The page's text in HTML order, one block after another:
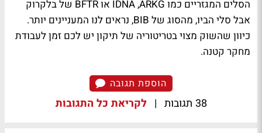
הסלים המגזריים כמו ARKG
,
IDNA אוBFTR של בלקרוק
אבל סלי הביו, מהסוג של BIB, נראים לנו המעניינים יותר.
כיוון שהשוק מצוי בטריטוריה של תיקון יש לכם זמן לעבודת
מחקר קטנה.
הוספת תגובה
38 תגובות | לקריאת כל התגובות